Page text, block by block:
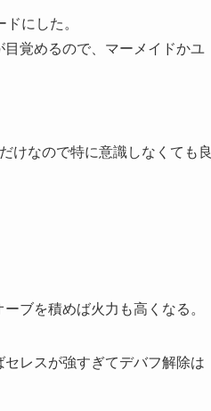
にした。
覚めるので、マーメイドかユ
けなので特に意識しなくても良
ブを積めば火力も高くなる。
レスが強すぎてデバフ解除は